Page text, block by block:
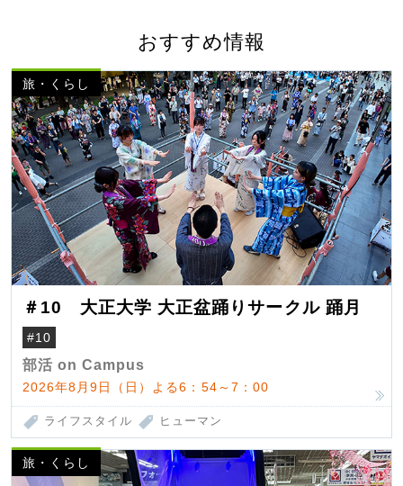
おすすめ情報
旅・くらし
＃10 大正大学 大正盆踊りサークル 踊月
#10
部活 on Campus
2026年8月9日（日）よる6：54～7：00
ライフスタイル ヒューマン
旅・くらし